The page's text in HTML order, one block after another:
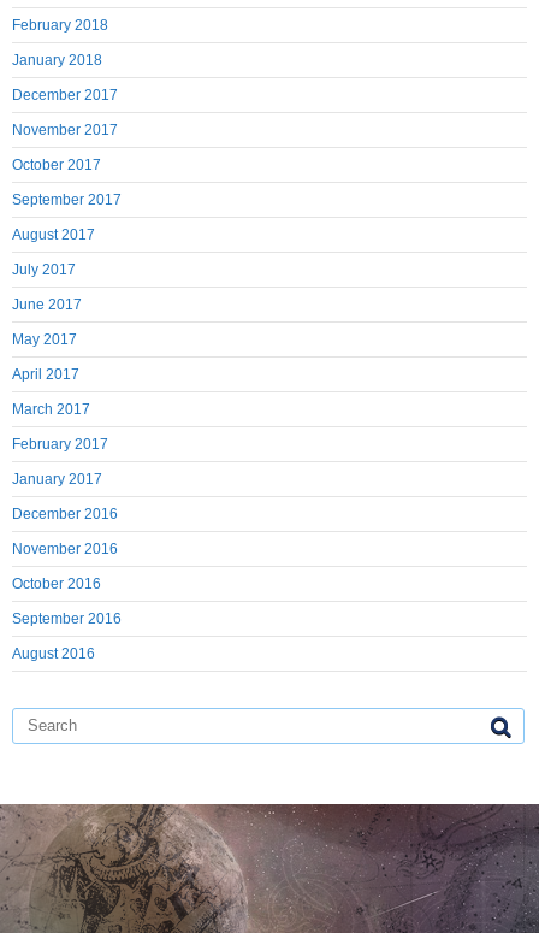
February 2018
January 2018
December 2017
November 2017
October 2017
September 2017
August 2017
July 2017
June 2017
May 2017
April 2017
March 2017
February 2017
January 2017
December 2016
November 2016
October 2016
September 2016
August 2016